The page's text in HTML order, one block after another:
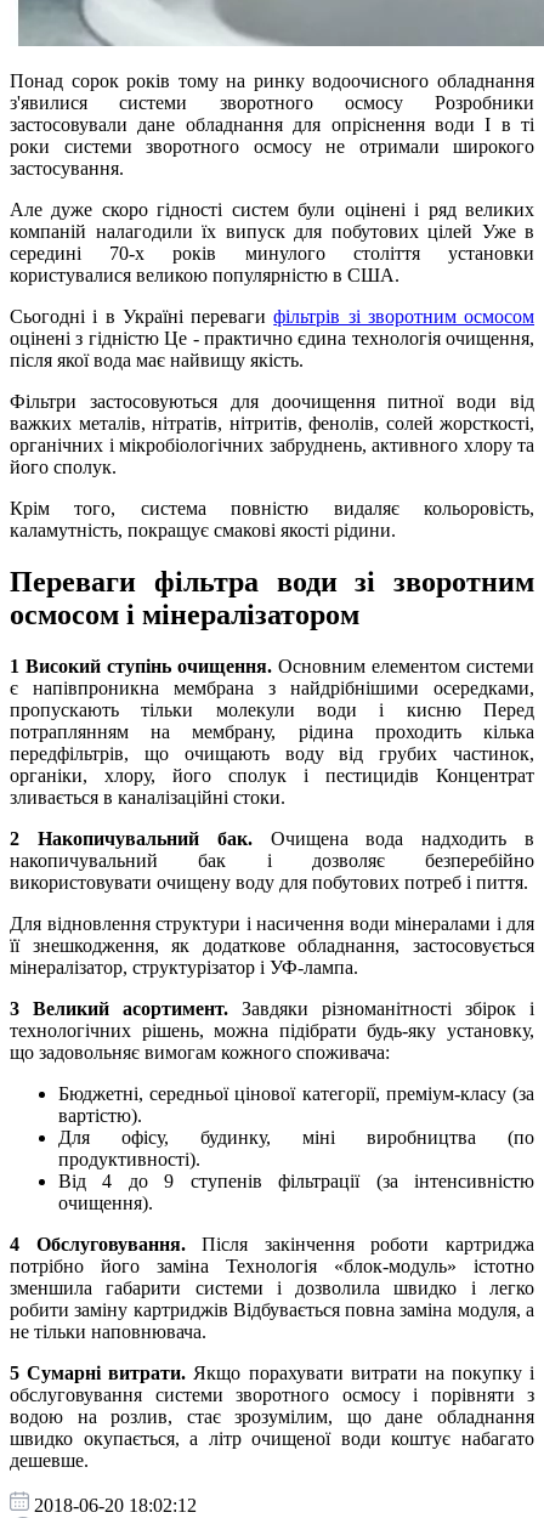
Понад сорок років тому на ринку водоочисного обладнання
з'явилися системи зворотного осмосу Розробники
застосовували дане обладнання для опріснення води І в ті
роки системи зворотного осмосу не отримали широкого
застосування.
Але дуже скоро гідності систем були оцінені і ряд великих
компаній налагодили їх випуск для побутових цілей Уже в
середині 70-х років минулого століття установки
користувалися великою популярністю в США.
Сьогодні і в Україні перевагифільтрів зі зворотним осмосом
оцінені з гідністю Це - практично єдина технологія очищення,
після якої вода має найвищу якість.
Фільтри застосовуються для доочищення питної води від
важких металів, нітратів, нітритів, фенолів, солей жорсткості,
органічних і мікробіологічних забруднень, активного хлору та
його сполук.
Крім того, система повністю видаляє кольоровість,
каламутність, покращує смакові якості рідини.
Переваги фільтра води зі зворотним
осмосом і мінералізатором
1 Високий ступінь очищення. Основним елементом системи
є напівпроникна мембрана з найдрібнішими осередками,
пропускають тільки молекули води і кисню Перед
потраплянням на мембрану, рідина проходить кілька
передфільтрів, що очищають воду від грубих частинок,
органіки, хлору, його сполук і пестицидів Концентрат
зливається в каналізаційні стоки.
2 Накопичувальний бак.Очищена вода надходить в
накопичувальний бак і дозволяє безперебійно
використовувати очищену воду для побутових потреб і пиття.
Для відновлення структури і насичення води мінералами і для
її знешкодження, як додаткове обладнання, застосовується
мінералізатор, структурізатор і УФ-лампа.
3 Великий асортимент. Завдяки різноманітності збірок і
технологічних рішень, можна підібрати будь-яку установку,
що задовольняє вимогам кожного споживача:
Бюджетні, середньої цінової категорії, преміум-класу (за
вартістю).
Для офісу, будинку, міні виробництва (по
продуктивності).
Від 4 до 9 ступенів фільтрації (за інтенсивністю
очищення).
4 Обслуговування.Після закінчення роботи картриджа
потрібно його заміна Технологія «блок-модуль» істотно
зменшила габарити системи і дозволила швидко і легко
робити заміну картриджів Відбувається повна заміна модуля, а
не тільки наповнювача.
5 Сумарні витрати. Якщо порахувати витрати на покупку і
обслуговування системи зворотного осмосу і порівняти з
водою на розлив, стає зрозумілим, що дане обладнання
швидко окупається, а літр очищеної води коштує набагато
дешевше.
2018-06-20 18:02:12